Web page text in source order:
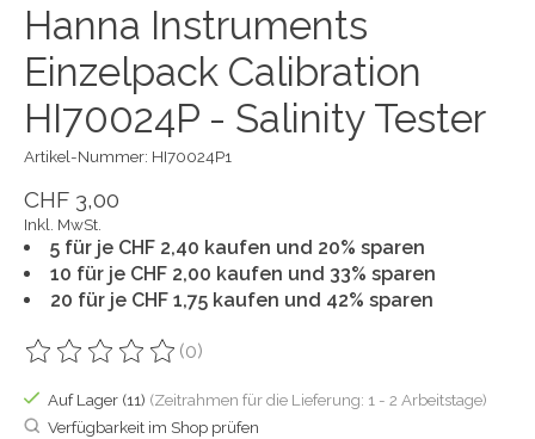
Hanna Instruments
Einzelpack Calibration
HI70024P - Salinity Tester
Artikel-Nummer: HI70024P1
CHF 3,00
Inkl. MwSt.
5 für je CHF 2,40 kaufen und 20% sparen
10 für je CHF 2,00 kaufen und 33% sparen
20 für je CHF 1,75 kaufen und 42% sparen
Die Bewertung dieses Produkts ist
(0)
Auf Lager (11) (Zeitrahmen für die Lieferung: 1 - 2 Arbeitstage)
Verfügbarkeit im Shop prüfen